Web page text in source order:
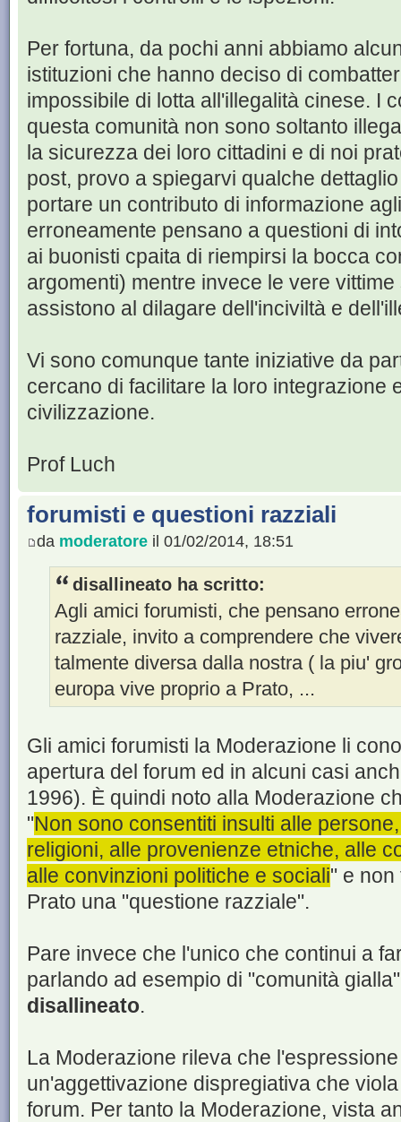
Per fortuna, da pochi anni abbiamo
istituzioni che hanno deciso di
impossibile di lotta all'illegalità cinese. I
questa comunità non sono soltanto
la sicurezza dei loro cittadini e di noi
post, provo a spiegarvi qualche
portare un contributo di informazione
erroneamente pensano a questioni di
ai buonisti cpaita di riempirsi la bocca
argomenti) mentre invece le vere
assistono al dilagare dell'inciviltà e
Vi sono comunque tante iniziative da
cercano di facilitare la loro integrazione
civilizzazione.
Prof Luch
forumisti e questioni razziali
da moderatore il 01/02/2014, 18:51
disallineato ha scritto:
Agli amici forumisti, che pensano
razziale, invito a comprendere che
talmente diversa dalla nostra ( la piu'
europa vive proprio a Prato, ...
Gli amici forumisti la Moderazione li
apertura del forum ed in alcuni casi
1996). È quindi noto alla Moderazione
"Non sono consentiti insulti alle
religioni, alle provenienze etniche, alle
alle convinzioni politiche e sociali" e
Prato una "questione razziale".
Pare invece che l'unico che continui a
parlando ad esempio di "comunità
disallineato.
La Moderazione rileva che
un'aggettivazione dispregiativa che
forum. Per tanto la Moderazione, vista